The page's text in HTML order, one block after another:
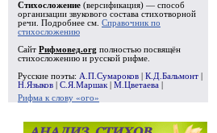
Стихосложение (версификация) — способ
организации звукового состава стихотворной
речи. Подробнее см. Справочник по
стихосложению
Сайт Рифмовед.org полностью посвящён
стихосложению и русской рифме.
Русские поэты: А.П.Сумароков К.Д.Бальмонт
Н.Языков
С.Я.Маршак М.Цветаева
Рифма к слову «ого»